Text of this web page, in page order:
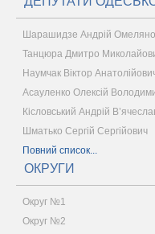
Шарашидзе Андрій
Танцюра Дмитро
Наумчак Віктор
Асауленко Олексій
Кісловський Андрій
Шматько Сергій Сергійович
Повний список...
ОКРУГИ
Округ №1
Округ №2